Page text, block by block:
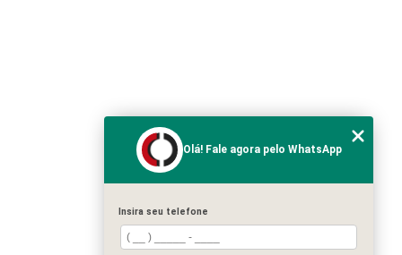
Olá! Fale agora pelo WhatsApp
Insira seu telefone